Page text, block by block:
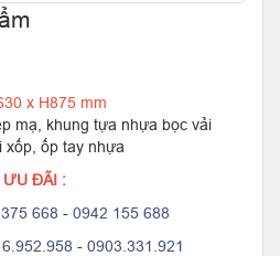
x H875 mm
mạ, khung tựa nhựa bọc vải
xốp, ốp tay nhựa
ƯU ĐÃI :
668 - 0942 155 688
- 0903.331.921